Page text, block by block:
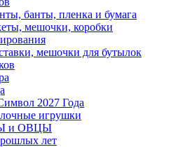
банты, пленка и бумага
мешочки, коробки
мешочки для бутылок
2027 Года
игрушки
и ОВЦЫ
лет